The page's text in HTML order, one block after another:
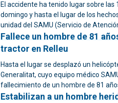
El accidente ha tenido lugar sobre las
domingo y hasta el lugar de los
unidad del SAMU (Servicio de
Fallece un hombre de 81
tractor en Relleu
Hasta el lugar se desplazó un
Generalitat, cuyo equipo médico
fallecimiento de un hombre de 81
Estabilizan a un hombre